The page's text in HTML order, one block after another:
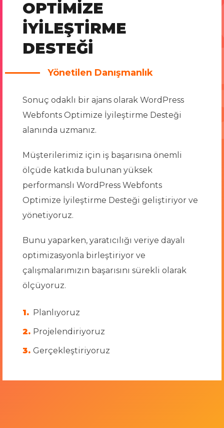
Yönetilen Danışmanlık
OPTIMIZE
İYILEŞTIRME
DESTEĞI
Sonuç odaklı bir ajans olarak WordPress
Webfonts Optimize İyileştirme Desteği
alanında uzmanız.
Müşterilerimiz için iş başarısına önemli
ölçüde katkıda bulunan yüksek
performanslı WordPress Webfonts
Optimize İyileştirme Desteği geliştiriyor ve
yönetiyoruz.
Bunu yaparken, yaratıcılığı veriye dayalı
optimizasyonla birleştiriyor ve
çalışmalarımızın başarısını sürekli olarak
ölçüyoruz.
Planlıyoruz
Projelendiriyoruz
Gerçekleştiriyoruz